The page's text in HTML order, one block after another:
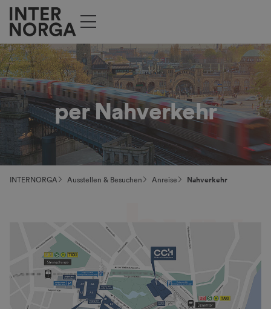
per Nahverkehr
INTERNORGA Ausstellen & Besuchen Anreise Nahverkehr
hvv